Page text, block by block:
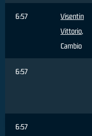
6:57
Visentin
Vittorio,
Cambio
6:57
6:57